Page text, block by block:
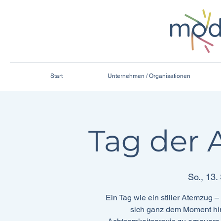
Start Unternehmen / Organisationen
Tag der
So., 13.
Ein Tag wie ein stiller Atemzug
sich ganz dem Moment